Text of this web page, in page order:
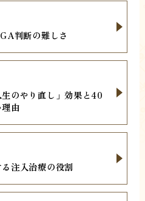
判断の難しさ
のやり直し」効果と40
由
注入治療の役割